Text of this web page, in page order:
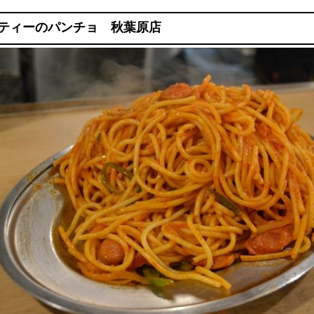
ィーのパンチョ 秋葉原店